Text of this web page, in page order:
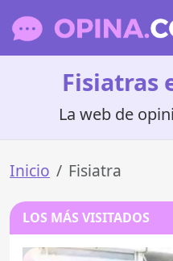
Fisiatras
La web de
Inicio Fisiatra
LOS MÁS VISITADOS